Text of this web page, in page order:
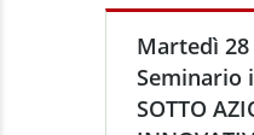
Martedì
Seminario
SOTTO